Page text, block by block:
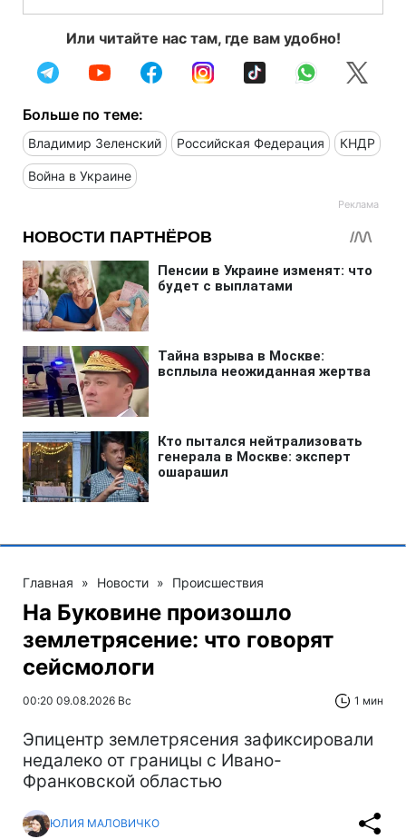
Или читайте нас там, где вам удобно!
Больше по теме:
Владимир Зеленский Российская Федерация КНДР
Война в Украине
Главная » Новости » Происшествия
На Буковине произошло
землетрясение: что говорят
сейсмологи
00:20 09.08.2026 Вс 1 мин
Эпицентр землетрясения зафиксировали
недалеко от границы с Ивано-
Франковской областью
ЮЛИЯ МАЛОВИЧКО